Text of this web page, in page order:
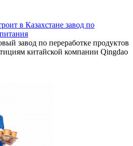
в Казахстане завод по
завод по переработке продуктов
китайской компании Qingdao